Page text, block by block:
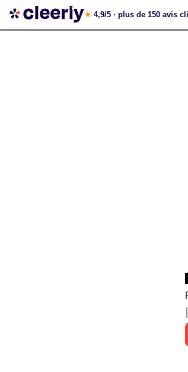
Votre simulation gratuite et personnalisée
★ 4,9/5 · plus de 150 avis